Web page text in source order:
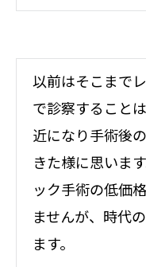
以前はそこまで
で診察すること
近になり手術後
きた様に思いま
ック手術の低価
ませんが、時代
ます。